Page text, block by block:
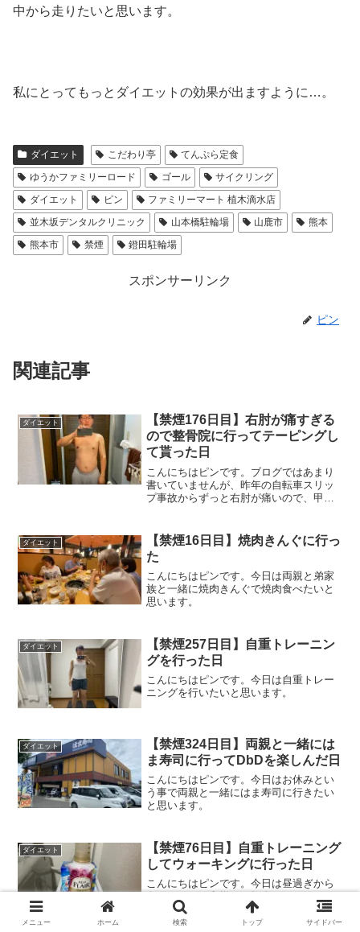
中から走りたいと思います。
私にとってもっとダイエットの効果が出ますように…。
ダイエット こだわり亭
てんぷら定食
ゆうかファミリーロード
ゴール
サイクリング
ダイエット
ピン
ファミリーマート 植木滴水店
並木坂デンタルクリニック
山本橋駐輪場 山鹿市
熊本
熊本市
禁煙 鐙田駐輪場
スポンサーリンク
ピン
関連記事
ダイエット
【禁煙176日目】右肘が痛すぎる
ので整骨院に行ってテーピングし
て貰った日
こんにちはピンです。ブログではあまり
書いていませんが、昨年の自転車スリッ
プ事故からずっと右肘が痛いので、甲斐
ダイエット
【禁煙16日目】焼肉きんぐに行っ
た
こんにちはピンです。今日は両親と弟家
族と一緒に焼肉きんぐで焼肉食べたいと
思います。
ダイエット
【禁煙257日目】自重トレーニン
グを行った日
こんにちはピンです。今日は自重トレー
ニングを行いたいと思います。
ダイエット
【禁煙324日目】両親と一緒には
ま寿司に行ってDbDを楽しんだ日
こんにちはピンです。今日はお休みとい
う事で両親と一緒にはま寿司に行きたい
と思います。
ダイエット
【禁煙76日目】自重トレーニング
してウォーキングに行った日
こんにちはピンです。今日は昼過ぎから
ので、お打合せが終わってから自重トレ
ーニングしてウォーキングしたいと思い
メニュー ホーム 検索 トップ サイドバー